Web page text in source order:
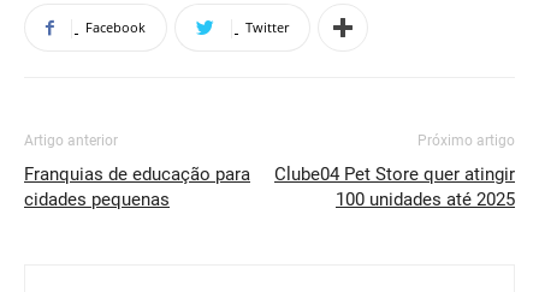
Facebook Twitter
Artigo anterior
Franquias de educação para
cidades pequenas
Próximo artigo
Clube04 Pet Store quer atingir
100 unidades até 2025